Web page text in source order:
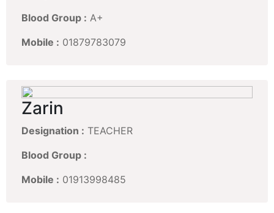
Blood Group : A+
Mobile : 01879783079
Zarin
Designation : TEACHER
Blood Group :
Mobile : 01913998485